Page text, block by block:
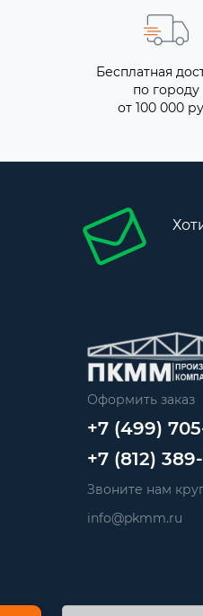
Бесплатная
по городу
от 100 000
Оформить заказ
+7 (499)
+7 (812)
Звоните нам
info@pkmm.ru